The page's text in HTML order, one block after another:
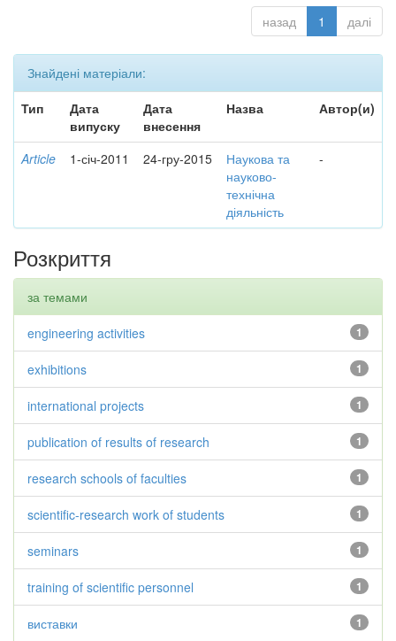
назад 1 далі
Знайдені матеріали:
Тип
Дата
випуску
Дата
внесення
Назва Автор(и)
Article 1-січ-2011 24-гру-2015
Наукова та
науково-
технічна
діяльність
-
Розкриття
за темами
1
engineering activities
1
exhibitions
1
international projects
1
publication of results of research
1
research schools of faculties
1
scientific-research work of students
1
seminars
1
training of scientific personnel
1
виставки